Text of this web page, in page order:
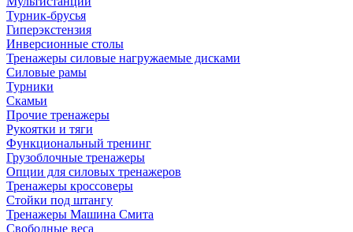
Турник-брусья
Гиперэкстензия
Инверсионные столы
Тренажеры силовые нагружаемые дисками
Силовые рамы
Турники
Скамьи
Прочие тренажеры
Рукоятки и тяги
Функциональный тренинг
Грузоблочные тренажеры
Опции для силовых тренажеров
Тренажеры кроссоверы
Стойки под штангу
Тренажеры Машина Смита
Свободные веса